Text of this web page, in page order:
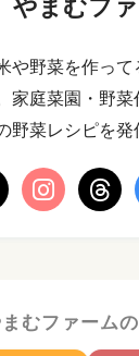
やまむフ
や野菜を作って
家庭菜園・野菜
野菜レシピを発
むファーム